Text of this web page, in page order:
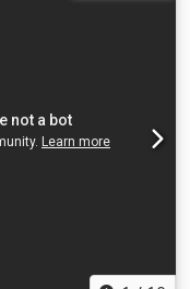
keterangan
itu tidak
m², kapasitas
untuk bengkel
produksi, atau